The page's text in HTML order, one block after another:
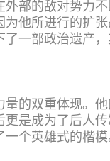
部的敌对势力
他所进行的扩
一部政治遗产
的双重体现。
是成为了后人
个英雄式的楷模